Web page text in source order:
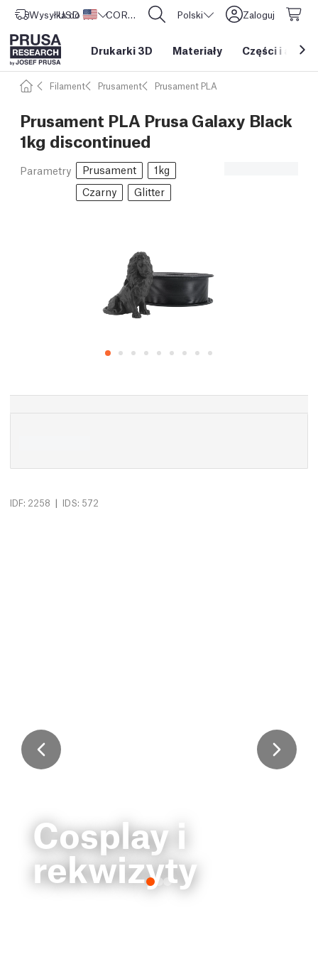
Wysyłka do Stany Zjednoczone
USD ($) CORE One L: Już w sprzedaży! Polski Zaloguj
Drukarki 3D Materiały Części i
Filament Prusament Prusament PLA
Prusament PLA Prusa Galaxy Black
1kg discontinued
Parametry Prusament
1kg
Czarny
Glitter
IDF: 2258 | IDS: 572
Cosplay i
rekwizyty